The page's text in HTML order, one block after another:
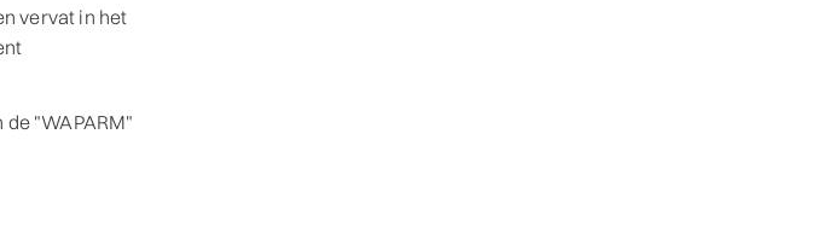
vervat in het
"WAPARM"